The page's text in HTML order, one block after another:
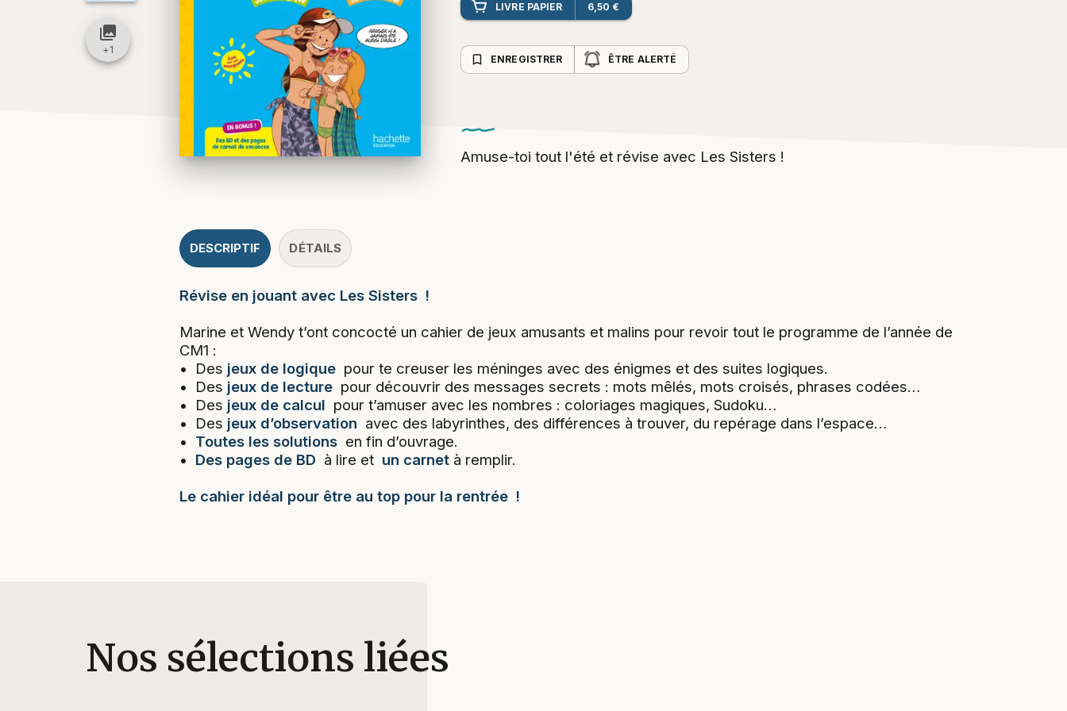
LIVRE PAPIER 6,50 €
bookmark_border ENREGISTRER ÊTRE ALERTÉ
Amuse-toi tout l'été et révise avec Les Sisters !
collections
+1
DESCRIPTIF DÉTAILS
Révise en jouant avec Les Sisters !
Marine et Wendy t’ont concocté un cahier de jeux amusants et malins pour revoir tout le programme de l’année de
CM1 :
• Des jeux de logiquepour te creuser les méninges avec des énigmes et des suites logiques.
• Des jeux de lecturepour découvrir des messages secrets : mots mêlés, mots croisés, phrases codées…
• Des jeux de calcul pour t’amuser avec les nombres : coloriages magiques, Sudoku…
• Des jeux d’observation avec des labyrinthes, des différences à trouver, du repérage dans l’espace…
• Toutes les solutionsen fin d’ouvrage.
• Des pages de BD à lire et un carnetà remplir.
Le cahier idéal pour être au top pour la rentrée !
Nos sélections liées